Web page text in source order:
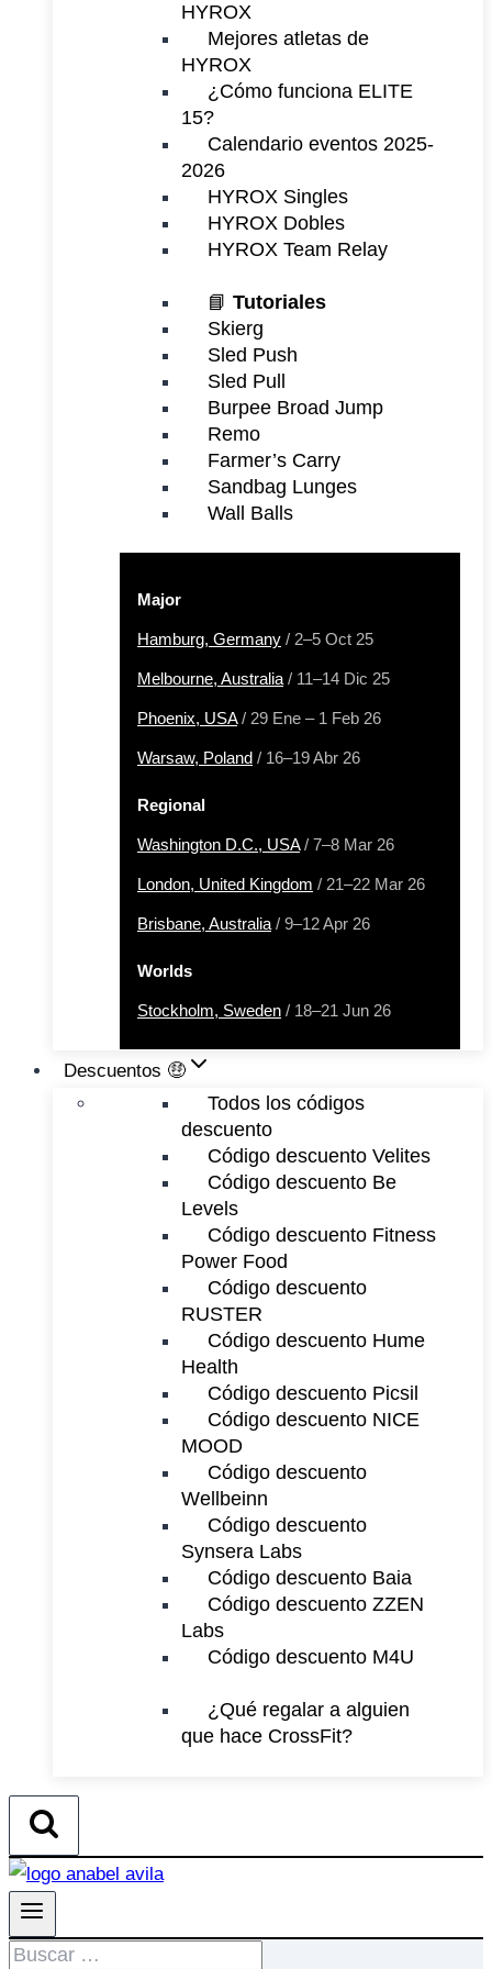
HYROX
Mejores atletas de
HYROX
¿Cómo funciona ELITE
15?
Calendario eventos 2025-
2026
HYROX Singles
HYROX Dobles
HYROX Team Relay
📘 Tutoriales
Skierg
Sled Push
Sled Pull
Burpee Broad Jump
Remo
Farmer’s Carry
Sandbag Lunges
Wall Balls
Major
Hamburg, Germany / 2–5 Oct 25
Melbourne, Australia / 11–14 Dic 25
Phoenix, USA/ 29 Ene – 1 Feb 26
Warsaw, Poland / 16–19 Abr 26
Regional
Washington D.C., USA/ 7–8 Mar 26
London, United Kingdom / 21–22 Mar 26
Brisbane, Australia / 9–12 Apr 26
Worlds
Stockholm, Sweden / 18–21 Jun 26
Descuentos 🤑
Todos los códigos
descuento
Código descuento Velites
Código descuento Be
Levels
Código descuento Fitness
Power Food
Código descuento
RUSTER
Código descuento Hume
Health
Código descuento Picsil
Código descuento NICE
MOOD
Código descuento
Wellbeinn
Código descuento
Synsera Labs
Código descuento Baia
Código descuento ZZEN
Labs
Código descuento M4U
¿Qué regalar a alguien
que hace CrossFit?
Buscar: